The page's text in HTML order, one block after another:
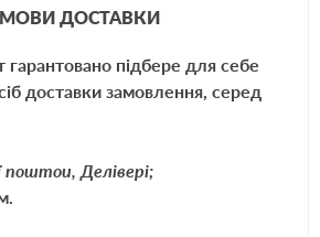
с аэрозолем Mannol Silicone.
ДОСТАВКИ
підбере для себе
доставки замовлення, серед
поштои, Делівері;